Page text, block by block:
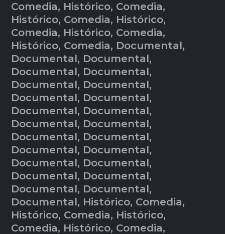
Comedia, Histórico, Comedia,
Histórico, Comedia, Histórico,
Comedia, Histórico, Comedia,
Histórico, Comedia, Documental,
Documental, Documental,
Documental, Documental,
Documental, Documental,
Documental, Documental,
Documental, Documental,
Documental, Documental,
Documental, Documental,
Documental, Documental,
Documental, Documental,
Documental, Documental,
Documental, Documental,
Documental, Histórico, Comedia,
Histórico, Comedia, Histórico,
Comedia, Histórico, Comedia,